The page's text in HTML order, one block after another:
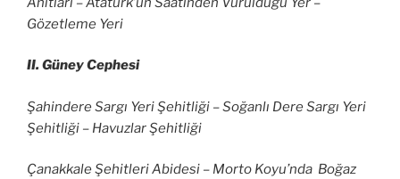
Gözetleme Yeri
II. Güney Cephesi
Şahindere Sargı Yeri Şehitliği – Soğanlı Dere Sargı Yeri
Şehitliği – Havuzlar Şehitliği
Çanakkale Şehitleri Abidesi – Morto Koyu’nda Boğaz